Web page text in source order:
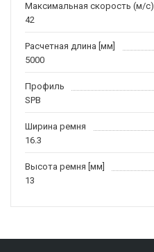
Максимальная скорость (м/c)
42
Расчетная длина [мм]
5000
Профиль
SPB
Ширина ремня
16.3
Высота ремня [мм]
13